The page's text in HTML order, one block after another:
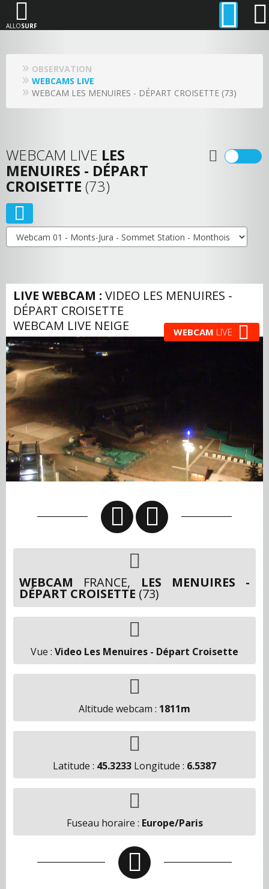
ALLOSURF
OBSERVATION
WEBCAMS LIVE
WEBCAM LES MENUIRES - DÉPART CROISETTE (73)
WEBCAM LIVE LES
MENUIRES - DÉPART
CROISETTE (73)
LIVE WEBCAM : VIDEO LES MENUIRES -
DÉPART CROISETTE
WEBCAM LIVE NEIGE
WEBCAM LIVE
WEBCAM FRANCE, LES MENUIRES -
DÉPART CROISETTE (73)
Vue : Video Les Menuires - Départ Croisette
Altitude webcam : 1811m
Latitude : 45.3233 Longitude : 6.5387
Fuseau horaire : Europe/Paris